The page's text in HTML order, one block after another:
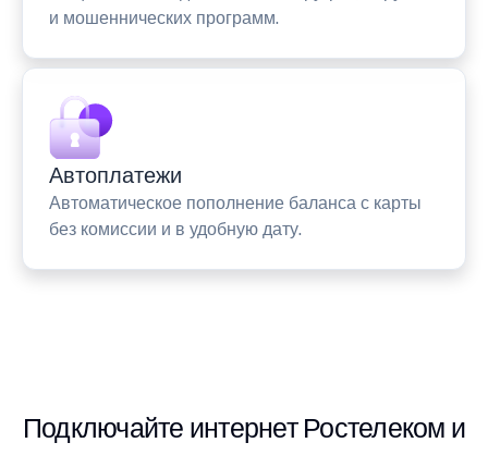
и мошеннических программ.
Автоплатежи
Автоматическое пополнение баланса с карты
без комиссии и в удобную дату.
Подключайте интернет Ростелеком и